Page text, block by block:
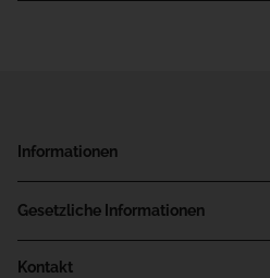
Informationen
Gesetzliche Informationen
Kontakt